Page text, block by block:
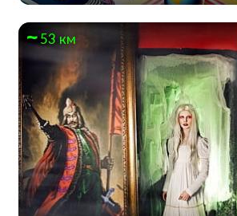
53 км